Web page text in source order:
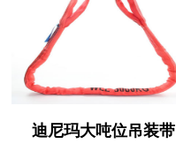
迪尼玛大吨位吊装带